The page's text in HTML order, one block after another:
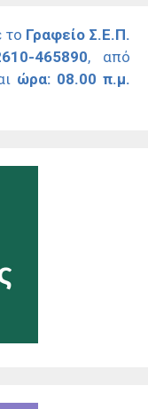
το Γραφείο Σ.Ε.Π.
465890, από
ώρα: 08.00 π.μ.